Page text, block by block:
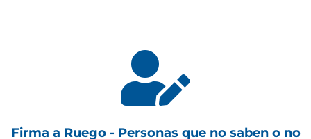

Firma a Ruego - Personas que no saben o no